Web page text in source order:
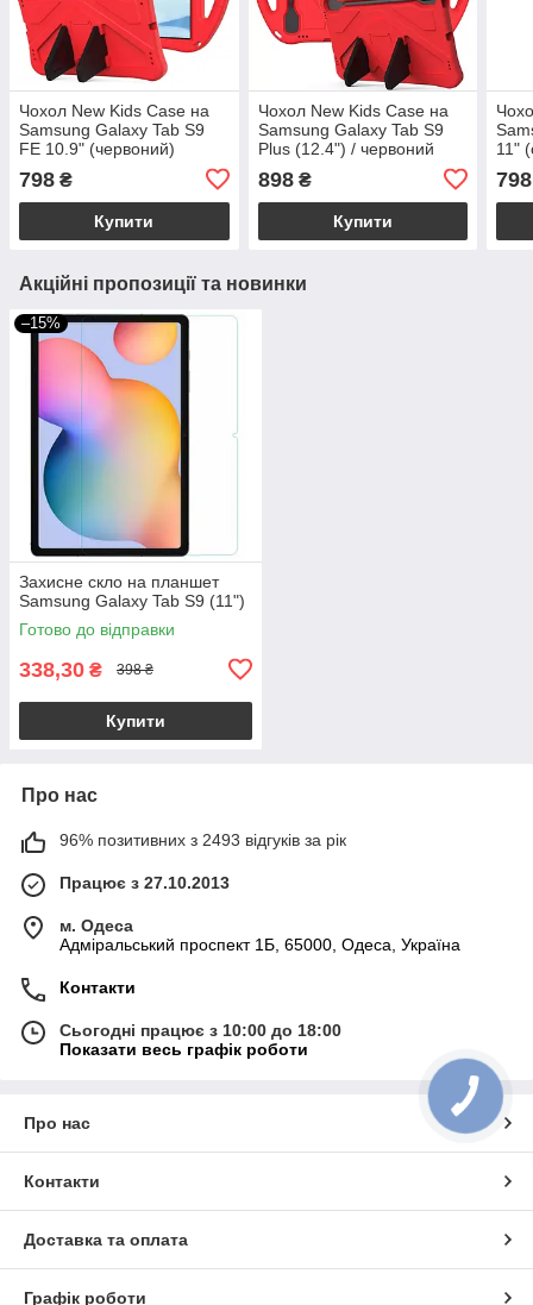
Чохол New Kids Case на
Samsung Galaxy Tab S9
FE 10.9" (червоний)
798 ₴
Купити
Чохол New Kids Case на
Samsung Galaxy Tab S9
Plus (12.4") / червоний
898₴
Купити
11"
798
Акційні пропозиції та новинки
–15%
Захисне скло на планшет
Samsung Galaxy Tab S9 (11")
Готово до відправки
338,30 ₴ 398 ₴
Купити
Про нас
96% позитивних з 2493 відгуків за рік
Працює з 27.10.2013
м. Одеса
Адміральський проспект 1Б, 65000, Одеса, Україна
Контакти
Сьогодні працює з 10:00 до 18:00
Показати весь графік роботи
Про нас
Контакти
Доставка та оплата
Графік роботи